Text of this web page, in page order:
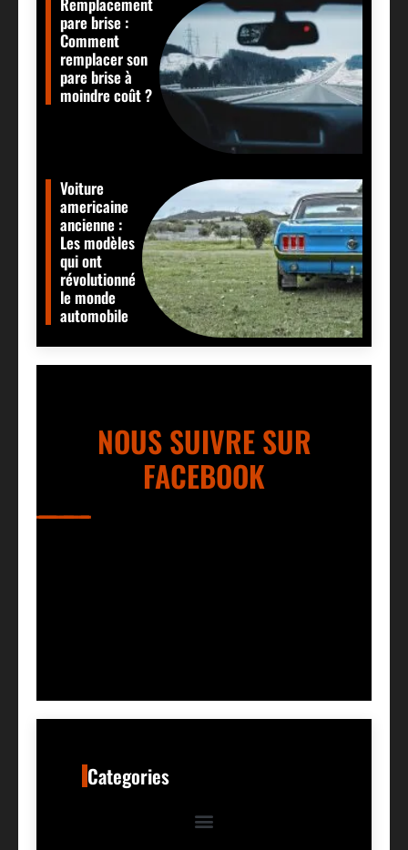
pare brise :
Comment
remplacer son
pare brise à
moindre coût ?
Voiture
americaine
ancienne :
Les modèles
qui ont
révolutionné
le monde
automobile
NOUS SUIVRE SUR
FACEBOOK
Categories